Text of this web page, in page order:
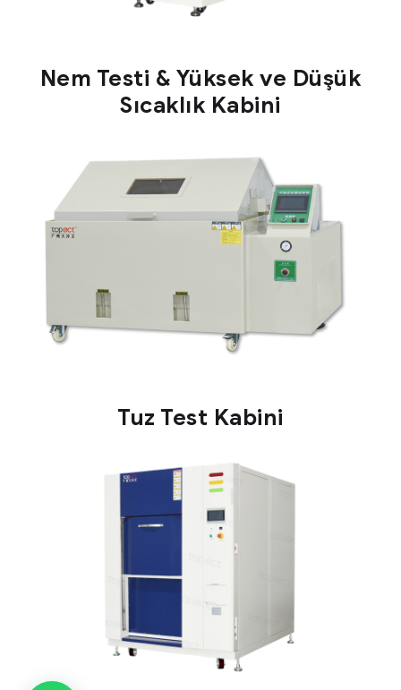
Nem Testi & Yüksek ve Düşük
Sıcaklık Kabini
Tuz Test Kabini